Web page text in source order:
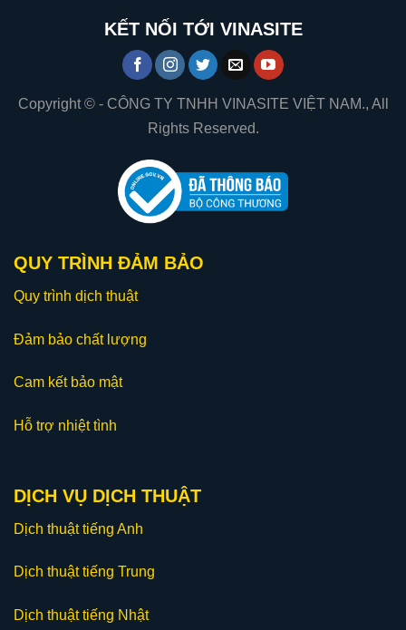
KẾT NỐI TỚI VINASITE
Copyright © - CÔNG TY TNHH VINASITE VIỆT NAM., All
Rights Reserved.
QUY TRÌNH ĐẢM BẢO
Quy trình dịch thuật
Đảm bảo chất lượng
Cam kết bảo mật
Hỗ trợ nhiệt tình
DỊCH VỤ DỊCH THUẬT
Dịch thuật tiếng Anh
Dịch thuật tiếng Trung
Dịch thuật tiếng Nhật